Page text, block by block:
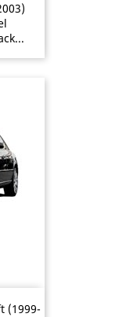
(1999-